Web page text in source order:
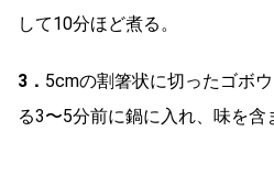
して10分ほど煮る。
3． 5cmの割箸状に切ったゴボ
る3〜5分前に鍋に入れ、味を含